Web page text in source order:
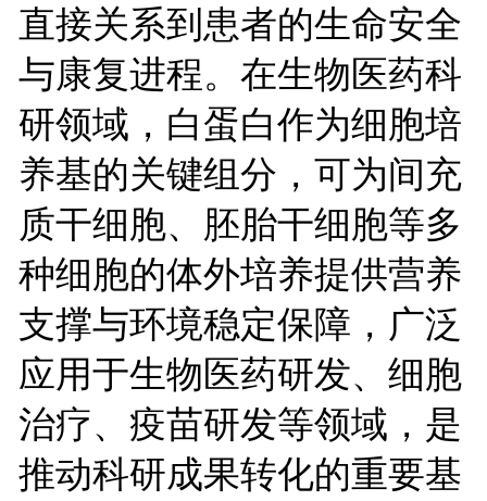
直接关系到患者的生命安全
与康复进程。在生物医药科
研领域，白蛋白作为细胞培
养基的关键组分，可为间充
质干细胞、胚胎干细胞等多
种细胞的体外培养提供营养
支撑与环境稳定保障，广泛
应用于生物医药研发、细胞
治疗、疫苗研发等领域，是
推动科研成果转化的重要基